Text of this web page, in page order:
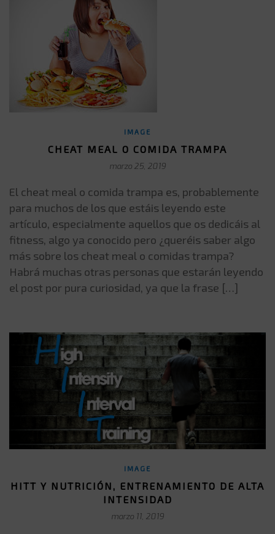
IMAGE
CHEAT MEAL O COMIDA TRAMPA
marzo 25, 2019
El cheat meal o comida trampa es, probablemente
para muchos de los que estáis leyendo este
artículo, especialmente aquellos que os dedicáis al
fitness, algo ya conocido pero ¿queréis saber algo
más sobre los cheat meal o comidas trampa?
Habrá muchas otras personas que estarán leyendo
el post por pura curiosidad, ya que la frase […]
IMAGE
HITT Y NUTRICIÓN, ENTRENAMIENTO DE ALTA
INTENSIDAD
marzo 11, 2019